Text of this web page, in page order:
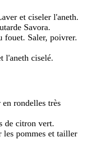
et ciseler l'aneth.
Savora.
fouet. Saler, poivrer.
l'aneth ciselé.
rondelles très
de citron vert.
les pommes et tailler